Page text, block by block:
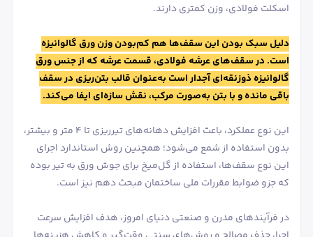
اسکلت فولادی، وزن کمتری دارند.
دلیل سبک بودن این سقف‌ها هم کم‌بودن وزن ورق گالوانیزه
است. در سقف‌های عرشه فولادی، قسمت عرشه که از جنس ورق
گالوانیزه ذوزنقه‌ای آجدار است به‌عنوان قالب بتن‌ریزی در سقف
باقی مانده و با بتن به‌صورت مرکب، نقش سازه‌ای ایفا می‌کند.
این نوع عملکرد، باعث افزایش دهانه‌های تیرریزی تا 4 متر و بیشتر،
بدون استفاده از شمع می‌شود؛ همچنین روش استاندارد اجرای
این نوع سقف‌ها، استفاده از گل‌میخ برای جوش ورق به تیر بوده
که جزو ضوابط مقررات ملی ساختمان مبحث دهم نیز است.
در فرآیندهای مدرن و صنعتی دنیای امروز، هدف افزایش سرعت